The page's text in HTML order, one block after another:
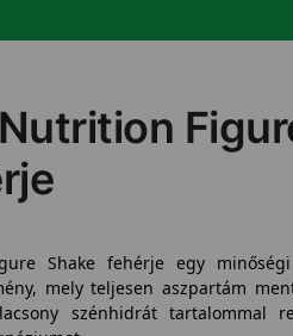
Shake fehérje egy minőségi
mely teljesen aszpartám
szénhidrát tartalommal